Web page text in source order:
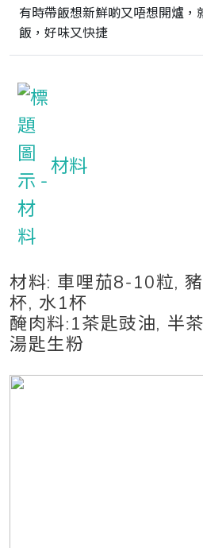
有時帶飯想新鮮啲又唔想開爐，
飯，好味又快捷
材料
材料: 車哩茄8-10粒,
杯, 水1杯
醃肉料:1茶匙豉油, 半
湯匙生粉